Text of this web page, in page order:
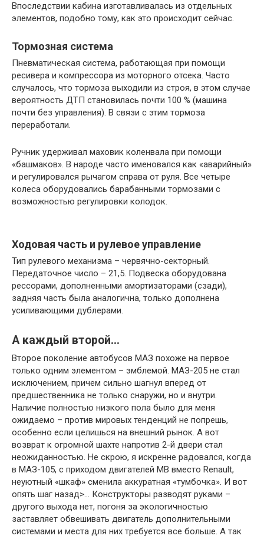
Впоследствии кабина изготавливалась из отдельных
элементов, подобно тому, как это происходит сейчас.
Тормозная система
Пневматическая система, работающая при помощи
ресивера и компрессора из моторного отсека. Часто
случалось, что тормоза выходили из строя, в этом случае
вероятность ДТП становилась почти 100 % (машина
почти без управления). В связи с этим тормоза
переработали.
Ручник удерживал маховик коленвала при помощи
«башмаков». В народе часто именовался как «аварийный»
и регулировался рычагом справа от руля. Все четыре
колеса оборудовались барабанными тормозами с
возможностью регулировки колодок.
Ходовая часть и рулевое управление
Тип рулевого механизма – червячно-секторный.
Передаточное число – 21,5. Подвеска оборудована
рессорами, дополненными амортизаторами (сзади),
задняя часть была аналогична, только дополнена
усиливающими дублерами.
А каждый второй…
Второе поколение автобусов МАЗ похоже на первое
только одним элементом – эмблемой. МАЗ-205 не стал
исключением, причем сильно шагнул вперед от
предшественника не только снаружи, но и внутри.
Наличие полностью низкого пола было для меня
ожидаемо – против мировых тенденций не попрешь,
особенно если целишься на внешний рынок. А вот
возврат к огромной шахте напротив 2-й двери стал
неожиданностью. Не скрою, я искренне радовался, когда
в МАЗ-105, с приходом двигателей MB вместо Renault,
неуютный «шкаф» сменила аккуратная «тумбочка». И вот
опять шаг назад>… Конструкторы разводят руками –
другого выхода нет, погоня за экологичностью
заставляет обвешивать двигатель дополнительными
системами и места для них требуется все больше. А так